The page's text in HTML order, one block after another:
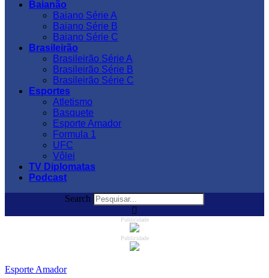
Baianão
Baiano Série A
Baiano Série B
Baiano Série C
Brasileirão
Brasileirão Série A
Brasileirão Série B
Brasileirão Série C
Esportes
Atletismo
Basquete
Esporte Amador
Formula 1
UFC
Vôlei
TV Diplomatas
Podcast
Search
Publicidade
Publicidade
Esporte Amador